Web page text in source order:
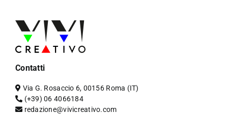
Contatti
Via G. Rosaccio 6, 00156 Roma (IT)
(+39) 06 4066184
redazione@vivicreativo.com